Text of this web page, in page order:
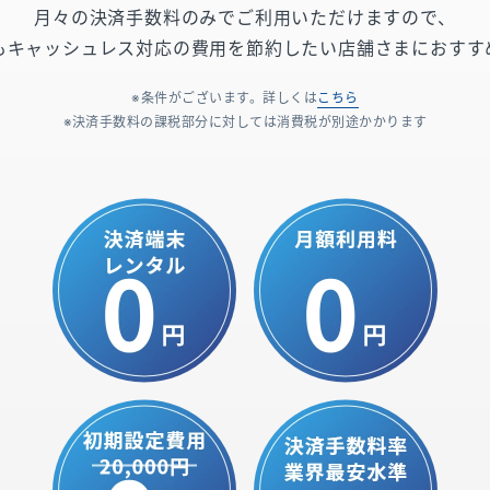
月々の決済手数料のみでご利用いただけますので、
キャッシュレス対応の費用を節約したい店舗さまにおすす
条件がございます。詳しくはこちら
決済手数料の課税部分に対しては消費税が別途かかります